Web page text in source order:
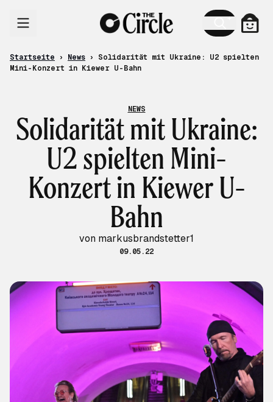
Startseite › News ›
Solidarität mit Ukraine: U2 spielten
Mini-Konzert in Kiewer U-Bahn
NEWS
Solidarität mit Ukraine:
U2 spielten Mini-
Konzert in Kiewer U-
Bahn
von markusbrandstetter1
09.05.22